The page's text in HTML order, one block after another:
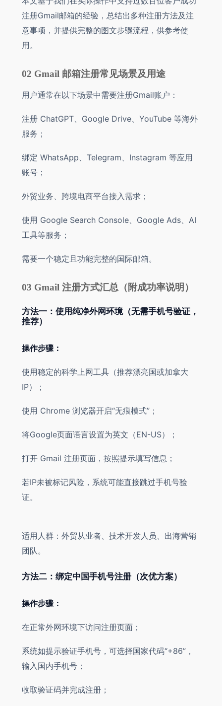
注册Gmail邮箱的经验，总结出多种注册方法及注
意事项，并提供完整的图文步骤流程，供参考使
用。
02 Gmail 邮箱注册常见场景及用途
用户通常在以下场景中需要注册Gmail账户：
注册 ChatGPT、Google Drive、YouTube 等海外
服务；
绑定 WhatsApp、Telegram、Instagram 等应用
账号；
外贸业务、跨境电商平台接入需求；
使用 Google Search Console、Google Ads、AI
工具等服务；
需要一个稳定且功能完整的国际邮箱。
03 Gmail 注册方式汇总（附成功率说明）
方法一：使用纯净外网环境（无需手机号验证，
推荐）
操作步骤：
使用稳定的科学上网工具（推荐漂亮国或加拿大
IP）；
使用 Chrome 浏览器开启“无痕模式”；
将Google页面语言设置为英文（EN-US）；
打开 Gmail 注册页面，按照提示填写信息；
若IP未被标记风险，系统可能直接跳过手机号验
证。
适用人群：外贸从业者、技术开发人员、出海营销
团队。
方法二：绑定中国手机号注册（次优方案）
操作步骤：
在正常外网环境下访问注册页面；
系统如提示验证手机号，可选择国家代码“+86”，
输入国内手机号；
收取验证码并完成注册；